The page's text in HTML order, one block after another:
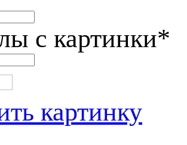
с картинки*
картинку